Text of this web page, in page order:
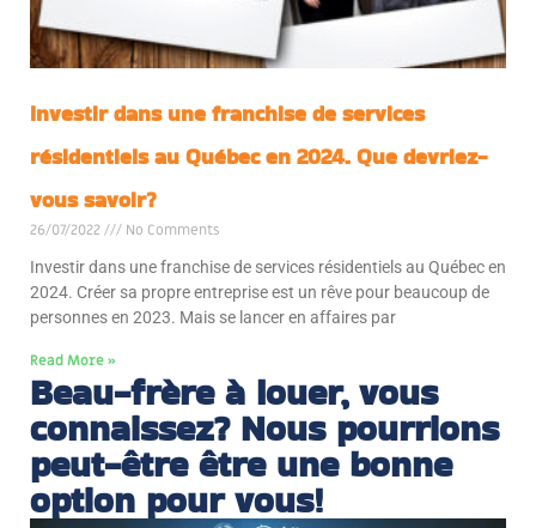
Investir dans une franchise de services
résidentiels au Québec en 2024. Que devriez-
vous savoir?
26/07/2022
No Comments
Investir dans une franchise de services résidentiels au Québec en
2024. Créer sa propre entreprise est un rêve pour beaucoup de
personnes en 2023. Mais se lancer en affaires par
Read More »
Beau-frère à louer, vous
connaissez? Nous pourrions
peut-être être une bonne
option pour vous!